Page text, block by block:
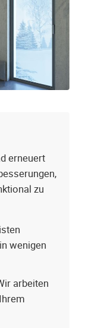
erneuert
zu
wenigen
arbeiten